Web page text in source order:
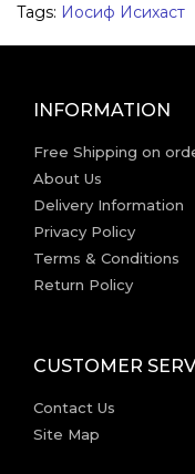
Tags: Иосиф Исихаст
INFORMATION
Free Shipping on
About Us
Delivery Information
Privacy Policy
Terms & Conditions
Return Policy
CUSTOMER
Contact Us
Site Map